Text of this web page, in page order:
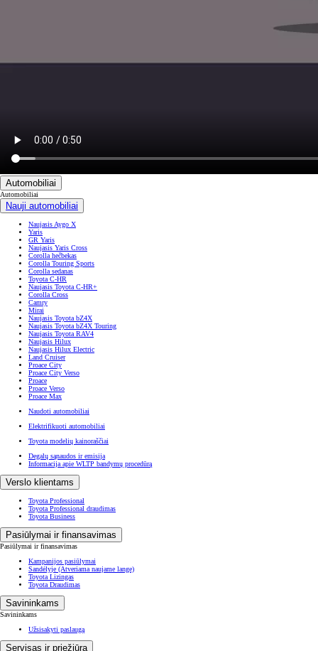
Automobiliai
Automobiliai
Nauji automobiliai
Naujasis Aygo X
Yaris
GR Yaris
Naujasis Yaris Cross
Corolla hečbekas
Corolla Touring Sports
Corolla sedanas
Toyota C-HR
Naujasis Toyota C-HR+
Corolla Cross
Camry
Mirai
Naujasis Toyota bZ4X
Naujasis Toyota bZ4X Touring
Naujasis Toyota RAV4
Naujasis Hilux
Naujasis Hilux Electric
Land Cruiser
Proace City
Proace City Verso
Proace
Proace Verso
Proace Max
Naudoti automobiliai
Elektrifikuoti automobiliai
Toyota modelių kainoraščiai
Degalų sąnaudos ir emisija
Informacija apie WLTP bandymų procedūrą
Verslo klientams
Toyota Professional
Toyota Professional draudimas
Toyota Business
Pasiūlymai ir finansavimas
Pasiūlymai ir finansavimas
Kampanijos pasiūlymai
Sandėlyje (Atveriama naujame lange)
Toyota Lizingas
Toyota Draudimas
Savininkams
Savininkams
Užsisakyti paslaugą
Servisas ir priežiūra